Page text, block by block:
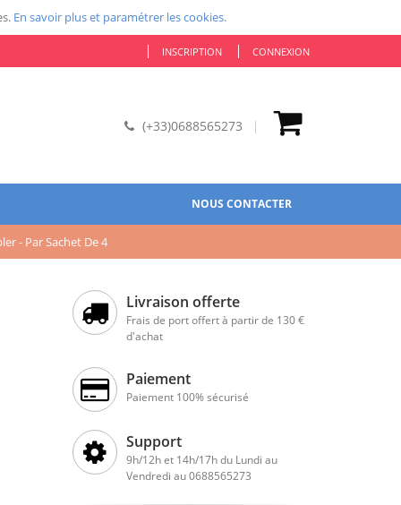
En savoir plus et paramétrer les cookies.
INSCRIPTION CONNEXION
(+33)0688565273
NOUS CONTACTER
- Par Sachet De 4
Livraison offerte
Frais de port offert à partir de 130 €
d'achat
Paiement
Paiement 100% sécurisé
Support
9h/12h et 14h/17h du Lundi au
Vendredi au 0688565273